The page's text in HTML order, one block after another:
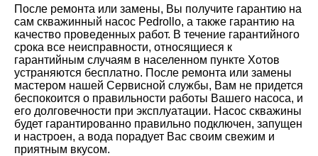
После ремонта или замены, Вы получите гарантию на
сам скважинный насос Pedrollo, а также гарантию на
качество проведенных работ. В течение гарантийного
срока все неисправности, относящиеся к
гарантийным случаям в населенном пункте Хотов
устраняются бесплатно. После ремонта или замены
мастером нашей Сервисной службы, Вам не придется
беспокоится о правильности работы Вашего насоса, и
его долговечности при эксплуатации. Насос скважины
будет гарантированно правильно подключен, запущен
и настроен, а вода порадует Вас своим свежим и
приятным вкусом.